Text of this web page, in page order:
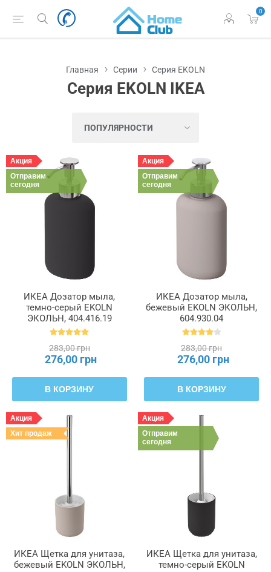
0
Главная Серии Серия EKOLN
Серия EKOLN IKEA
Акция
Отправим
сегодня
ИКЕА Дозатор мыла,
темно-серый EKOLN
ЭКОЛЬН, 404.416.19
283,00 грн
276,00 грн
В КОРЗИНУ
Акция
Отправим
сегодня
ИКЕА Дозатор мыла,
бежевый EKOLN ЭКОЛЬН,
604.930.04
283,00 грн
276,00 грн
В КОРЗИНУ
Акция
Хит продаж
ИКЕА Щетка для унитаза,
бежевый EKOLN ЭКОЛЬН,
Акция
Отправим
сегодня
ИКЕА Щетка для унитаза,
темно-серый EKOLN